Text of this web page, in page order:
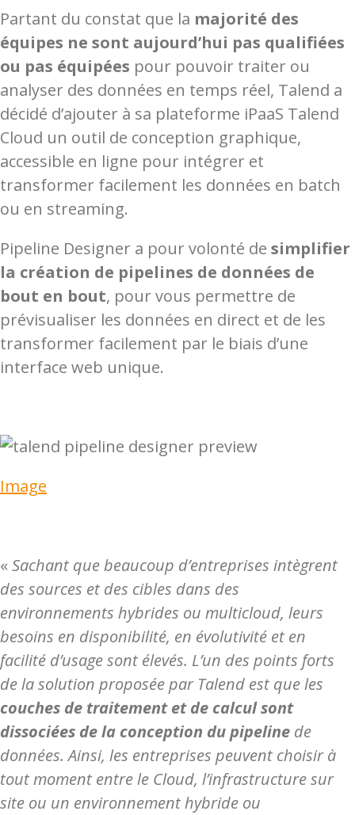
Partant du constat que la majorité des
équipes ne sont aujourd’hui pas qualifiées
ou pas équipées pour pouvoir traiter ou
analyser des données en temps réel, Talend a
décidé d’ajouter à sa plateforme iPaaS Talend
Cloud un outil de conception graphique,
accessible en ligne pour intégrer et
transformer facilement les données en batch
ou en streaming.
Pipeline Designer a pour volonté de simplifier
la création de pipelines de données de
bout en bout, pour vous permettre de
prévisualiser les données en direct et de les
transformer facilement par le biais d’une
interface web unique.
Image
«Sachant que beaucoup d’entreprises intègrent
des sources et des cibles dans des
environnements hybrides ou multicloud, leurs
besoins en disponibilité, en évolutivité et en
facilité d’usage sont élevés. L’un des points forts
de la solution proposée par Talend est que les
couches de traitement et de calcul sont
dissociées de la conception du pipeline de
données. Ainsi, les entreprises peuvent choisir à
tout moment entre le Cloud, l’infrastructure sur
site ou un environnement hybride ou